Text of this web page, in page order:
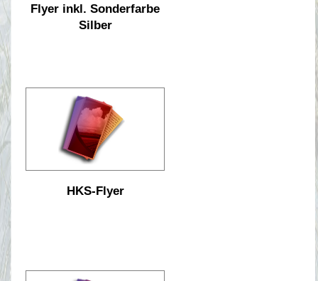
Flyer inkl. Sonderfarbe
Silber
HKS-Flyer